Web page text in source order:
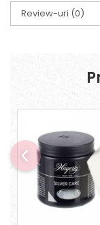
Review-uri (0)